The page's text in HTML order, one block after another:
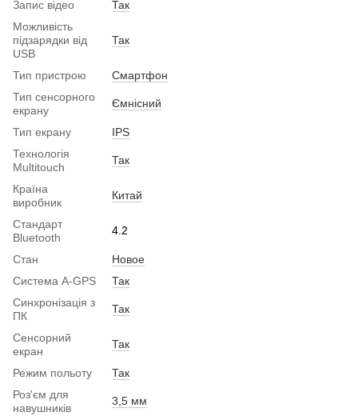
Запис відео
Так
Можливість
підзарядки від
USB
Так
Тип пристрою
Смартфон
Тип сенсорного
екрану
Ємнісний
Тип екрану
IPS
Технологія
Multitouch
Так
Країна
виробник
Китай
Стандарт
Bluetooth
4.2
Стан
Новое
Система A-GPS
Так
Синхронізація з
ПК
Так
Сенсорний
екран
Так
Режим польоту
Так
Роз'єм для
навушників
3,5 мм